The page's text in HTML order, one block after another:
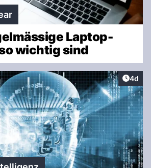
Laptop-
wichtig sind
4d